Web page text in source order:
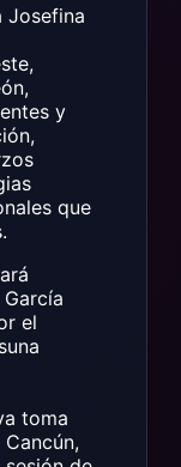
Josefina
y
que
el
toma